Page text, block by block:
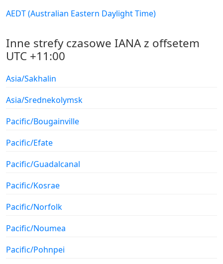
AEDT (Australian Eastern Daylight Time)
Inne strefy czasowe IANA z offsetem
UTC +11:00
Asia/Sakhalin
Asia/Srednekolymsk
Pacific/Bougainville
Pacific/Efate
Pacific/Guadalcanal
Pacific/Kosrae
Pacific/Norfolk
Pacific/Noumea
Pacific/Pohnpei